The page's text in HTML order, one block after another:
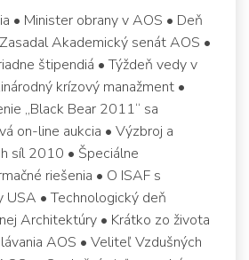
• Minister obrany v AOS • Deň
Akademický senát AOS •
štipendiá • Týždeň vedy v
krízový manažment •
„Black Bear 2011“ sa
on-line aukcia • Výzbroj a
síl 2010 • Špeciálne
riešenia • O ISAF s
USA • Technologický deň
Architektúry • Krátko zo života
AOS • Veliteľ Vzdušných